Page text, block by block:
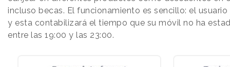
incluso becas. El funcionamiento es sencillo: el
y esta contabilizará el tiempo que su móvil no ha
entre las 19:00 y las 23:00.